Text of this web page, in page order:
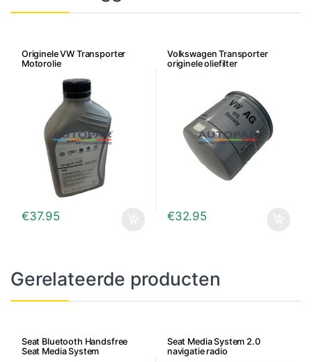
Originele VW Transporter
Motorolie
€37.95
Volkswagen Transporter
originele oliefilter
€32.95
Gerelateerde producten
Seat Bluetooth Handsfree
Seat Media System
Seat Media System 2.0
navigatie radio